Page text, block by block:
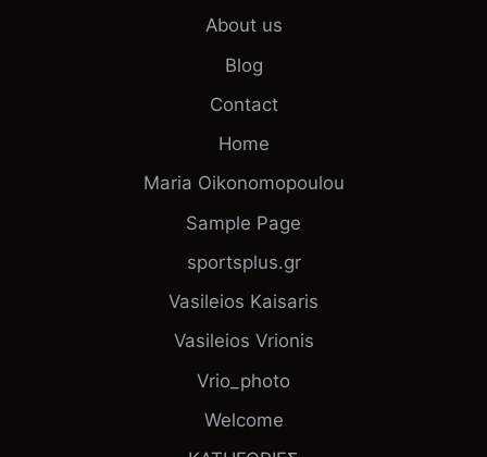
About us
Blog
Contact
Home
Maria Oikonomopoulou
Sample Page
sportsplus.gr
Vasileios Kaisaris
Vasileios Vrionis
Vrio_photo
Welcome